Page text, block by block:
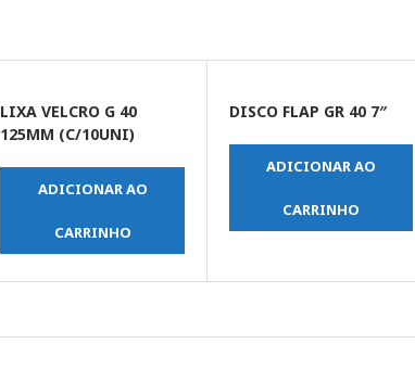
LIXA VELCRO G 40
125MM (C/10UNI)
ADICIONAR AO
CARRINHO
DISCO FLAP GR 40 7″
ADICIONAR AO
CARRINHO